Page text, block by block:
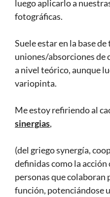
luego aplicarlo a
fotográficas.
Suele estar en la base de
uniones/absorciones de
a nivel teórico, aunque
variopinta.
Me estoy refiriendo al
sinergias,
(del griego synergía,
definidas como la acción
personas que
función, potenciándose